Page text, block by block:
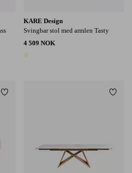
KARE Design
Svingbar stol med armlen Tasty
4 509 NOK
Legg til favoritter